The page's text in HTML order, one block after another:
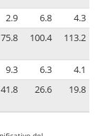
2.9 6.8
4.3
75.8 100.4 113.2
9.3 6.3
4.1
41.8 26.6 19.8